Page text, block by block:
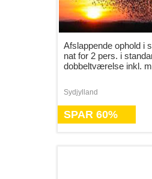
Afslappende ophold i
nat for 2 pers. i
dobbeltværelse inkl.
Sydjylland
SPAR 60%